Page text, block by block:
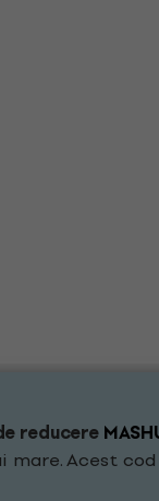
reducere
Acest